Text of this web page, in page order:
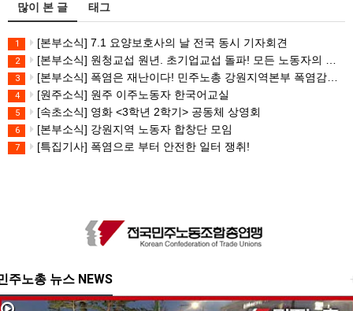
많이 본 글 태그
1 [본부소식] 7.1 요양보호사의 날 전국 동시 기자회견
2 [본부소식] 원청교섭 원년. 초기업교섭 돌파! 모든 노동자의 노동기본권 쟁취! 민주노총 7.15 총파업대회
3 [본부소식] 폭염은 재난이다! 민주노총 강원지역본부 폭염감시단 선포 기자회견
4 [원주소식] 원주 이주노동자 한국어교실
5 [속초소식] 영화 <3학년 2학기> 공동체 상영회
6 [본부소식] 강원지역 노동자 합창단 모임
7 [특집기사] 폭염으로 부터 안전한 일터 쟁취!
주노총 뉴스 NEWS